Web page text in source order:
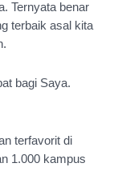
Ternyata benar
terbaik asal kita
bagi Saya.
terfavorit di
1.000 kampus